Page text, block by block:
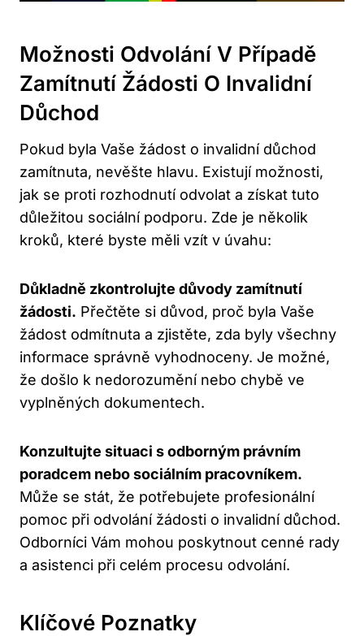
Možnosti Odvolání V Případě
Zamítnutí Žádosti O Invalidní
Důchod
Pokud byla Vaše žádost o invalidní důchod
zamítnuta, nevěšte hlavu. Existují možnosti,
jak se proti rozhodnutí odvolat a získat tuto
důležitou sociální podporu. Zde je několik
kroků, které byste měli vzít v úvahu:
Důkladně zkontrolujte důvody zamítnutí
žádosti. Přečtěte si důvod, proč byla Vaše
žádost odmítnuta a zjistěte, zda byly všechny
informace správně vyhodnoceny. Je možné,
že došlo k nedorozumění nebo chybě ve
vyplněných dokumentech.
Konzultujte situaci s odborným právním
poradcem nebo sociálním pracovníkem.
Může se stát, že potřebujete profesionální
pomoc při odvolání žádosti o invalidní důchod.
Odborníci Vám mohou poskytnout cenné rady
a asistenci při celém procesu odvolání.
Klíčové Poznatky